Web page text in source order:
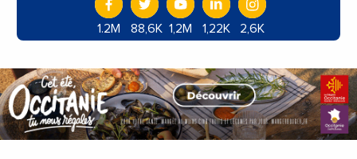
1.2M 88,6K 1,2M 1,22K 2,6K